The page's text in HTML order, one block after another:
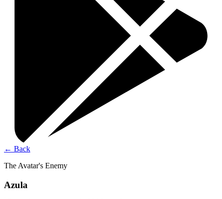
← Back
The Avatar's Enemy
Azula